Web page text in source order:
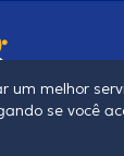
um melhor
se você